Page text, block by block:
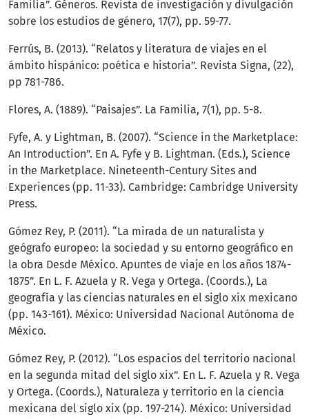
Familia”. Géneros. Revista de investigación y divulgación
sobre los estudios de género, 17(7), pp. 59-77.
Ferrús, B. (2013). “Relatos y literatura de viajes en el
ámbito hispánico: poética e historia”. Revista Signa, (22),
pp 781-786.
Flores, A. (1889). “Paisajes”. La Familia, 7(1), pp. 5-8.
Fyfe, A. y Lightman, B. (2007). “Science in the Marketplace:
An Introduction”. En A. Fyfe y B. Lightman. (Eds.), Science
in the Marketplace. Nineteenth-Century Sites and
Experiences (pp. 11-33). Cambridge: Cambridge University
Press.
Gómez Rey, P. (2011). “La mirada de un naturalista y
geógrafo europeo: la sociedad y su entorno geográfico en
la obra Desde México. Apuntes de viaje en los años 1874-
1875”. En L. F. Azuela y R. Vega y Ortega. (Coords.), La
geografía y las ciencias naturales en el siglo xix mexicano
(pp. 143-161). México: Universidad Nacional Autónoma de
México.
Gómez Rey, P. (2012). “Los espacios del territorio nacional
en la segunda mitad del siglo xix”. En L. F. Azuela y R. Vega
y Ortega. (Coords.), Naturaleza y territorio en la ciencia
mexicana del siglo xix (pp. 197-214). México: Universidad